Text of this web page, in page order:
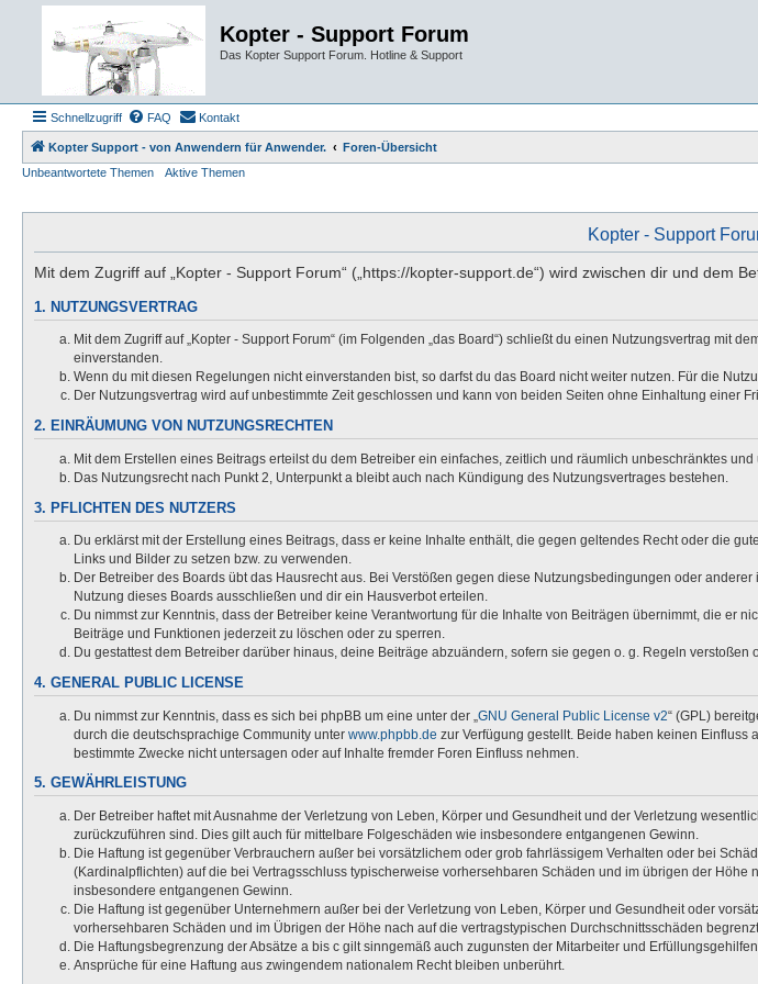
Kopter - Support Forum
Das Kopter Support Forum. Hotline & Support
Schnellzugriff FAQ Kontakt
Kopter Support - von Anwendern für Anwender.
Foren-Übersicht
Unbeantwortete Themen
Aktive Themen
Kopter - Support
Mit dem Zugriff auf „Kopter - Support Forum“ („https://kopter-support.de“) wird zwischen dir und dem
1. NUTZUNGSVERTRAG
Mit dem Zugriff auf „Kopter - Support Forum“ (im Folgenden „das Board“) schließt du einen Nutzungsvertrag mit
einverstanden.
Wenn du mit diesen Regelungen nicht einverstanden bist, so darfst du das Board nicht weiter nutzen. Für die
Der Nutzungsvertrag wird auf unbestimmte Zeit geschlossen und kann von beiden Seiten ohne Einhaltung einer
2. EINRÄUMUNG VON NUTZUNGSRECHTEN
Mit dem Erstellen eines Beitrags erteilst du dem Betreiber ein einfaches, zeitlich und räumlich unbeschränktes
Das Nutzungsrecht nach Punkt 2, Unterpunkt a bleibt auch nach Kündigung des Nutzungsvertrages bestehen.
3. PFLICHTEN DES NUTZERS
Du erklärst mit der Erstellung eines Beitrags, dass er keine Inhalte enthält, die gegen geltendes Recht oder die
Links und Bilder zu setzen bzw. zu verwenden.
Der Betreiber des Boards übt das Hausrecht aus. Bei Verstößen gegen diese Nutzungsbedingungen oder
Nutzung dieses Boards ausschließen und dir ein Hausverbot erteilen.
Du nimmst zur Kenntnis, dass der Betreiber keine Verantwortung für die Inhalte von Beiträgen übernimmt, die er
Beiträge und Funktionen jederzeit zu löschen oder zu sperren.
Du gestattest dem Betreiber darüber hinaus, deine Beiträge abzuändern, sofern sie gegen o. g. Regeln
4. GENERAL PUBLIC LICENSE
Du nimmst zur Kenntnis, dass es sich bei phpBB um eine unter der „ GNU General Public License v2“ (GPL)
durch die deutschsprachige Community unter www.phpbb.de zur Verfügung gestellt. Beide haben keinen Einfluss
bestimmte Zwecke nicht untersagen oder auf Inhalte fremder Foren Einfluss nehmen.
5. GEWÄHRLEISTUNG
Der Betreiber haftet mit Ausnahme der Verletzung von Leben, Körper und Gesundheit und der Verletzung
zurückzuführen sind. Dies gilt auch für mittelbare Folgeschäden wie insbesondere entgangenen Gewinn.
Die Haftung ist gegenüber Verbrauchern außer bei vorsätzlichem oder grob fahrlässigem Verhalten oder bei
(Kardinalpflichten) auf die bei Vertragsschluss typischerweise vorhersehbaren Schäden und im übrigen der
insbesondere entgangenen Gewinn.
Die Haftung ist gegenüber Unternehmern außer bei der Verletzung von Leben, Körper und Gesundheit oder
vorhersehbaren Schäden und im Übrigen der Höhe nach auf die vertragstypischen Durchschnittsschäden
Die Haftungsbegrenzung der Absätze a bis c gilt sinngemäß auch zugunsten der Mitarbeiter und
Ansprüche für eine Haftung aus zwingendem nationalem Recht bleiben unberührt.